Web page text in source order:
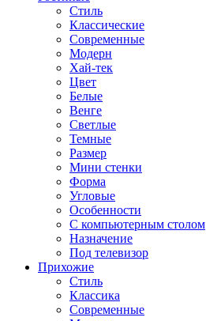
Стиль
Классические
Современные
Модерн
Хай-тек
Цвет
Белые
Венге
Светлые
Темные
Размер
Мини стенки
Форма
Угловые
Особенности
С компьютерным столом
Назначение
Под телевизор
Прихожие
Стиль
Классика
Современные